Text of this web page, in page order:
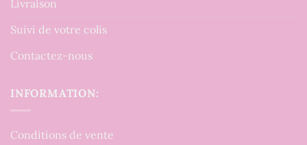
Livraison
Suivi de votre colis
Contactez-nous
INFORMATION:
Conditions de vente